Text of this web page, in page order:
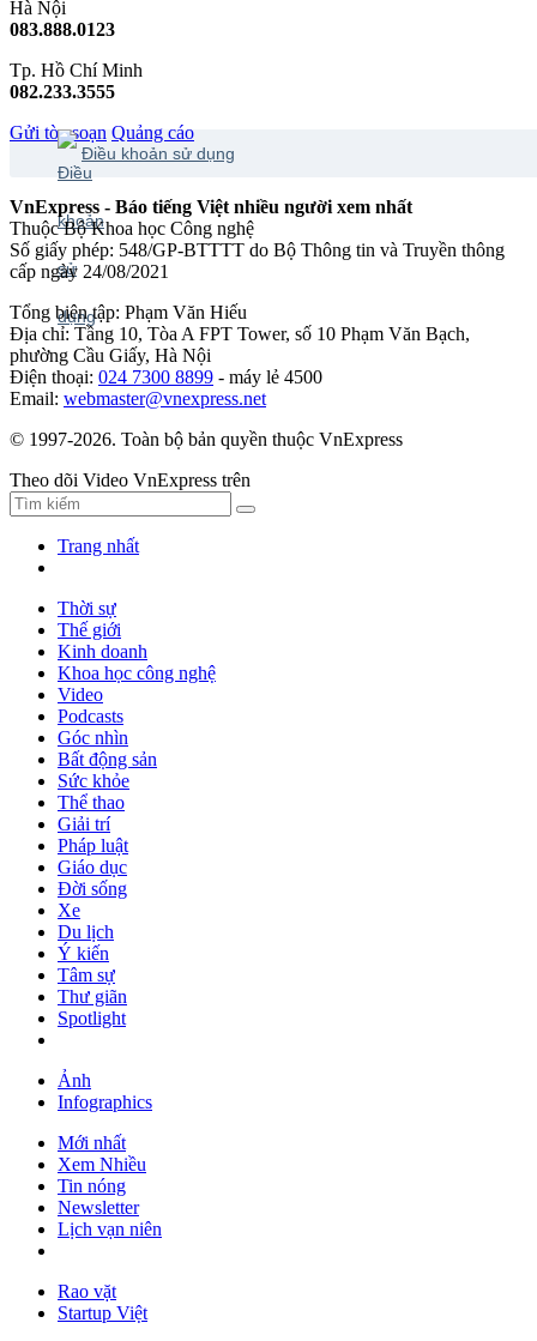
Hà Nội
083.888.0123
Tp. Hồ Chí Minh
082.233.3555
Gửi tòa soạn Quảng cáo
Điều khoản sử dụng
VnExpress - Báo tiếng Việt nhiều người xem nhất
Thuộc Bộ Khoa học Công nghệ
Số giấy phép: 548/GP-BTTTT do Bộ Thông tin và Truyền thông
cấp ngày 24/08/2021
Tổng biên tập: Phạm Văn Hiếu
Địa chỉ: Tầng 10, Tòa A FPT Tower, số 10 Phạm Văn Bạch,
phường Cầu Giấy, Hà Nội
Điện thoại: 024 7300 8899 - máy lẻ 4500
Email: webmaster@vnexpress.net
© 1997-2026. Toàn bộ bản quyền thuộc VnExpress
Theo dõi Video VnExpress trên
Trang nhất
Thời sự
Thế giới
Kinh doanh
Khoa học công nghệ
Video
Podcasts
Góc nhìn
Bất động sản
Sức khỏe
Thể thao
Giải trí
Pháp luật
Giáo dục
Đời sống
Xe
Du lịch
Ý kiến
Tâm sự
Thư giãn
Spotlight
Ảnh
Infographics
Mới nhất
Xem Nhiều
Tin nóng
Newsletter
Lịch vạn niên
Rao vặt
Startup Việt